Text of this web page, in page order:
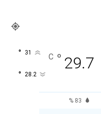
29.7
°
C
31
°
28.2
°
83 %